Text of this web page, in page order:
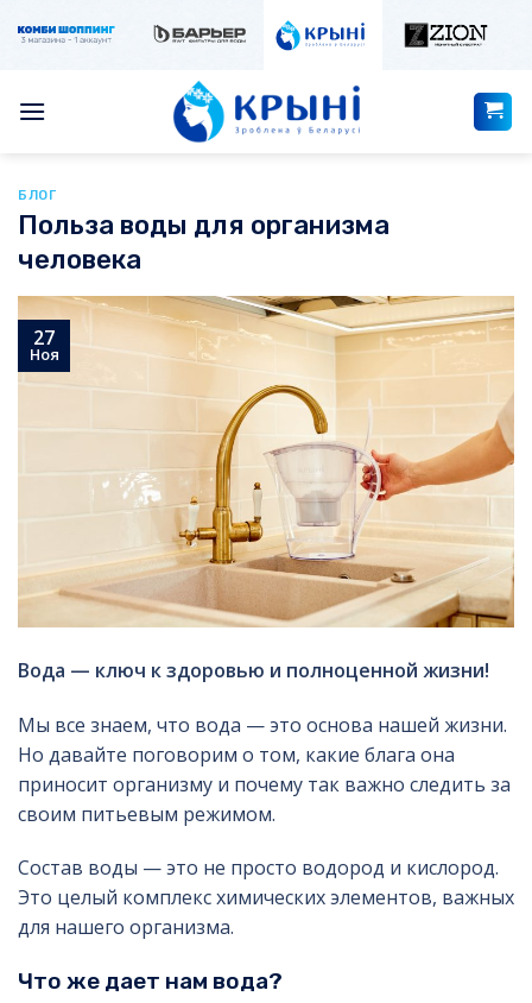
БЛОГ
Польза воды для организма
человека
27
Ноя
Вода — ключ к здоровью и полноценной жизни!
Мы все знаем, что вода — это основа нашей жизни.
Но давайте поговорим о том, какие блага она
приносит организму и почему так важно следить за
своим питьевым режимом.
Состав воды — это не просто водород и кислород.
Это целый комплекс химических элементов, важных
для нашего организма.
Что же дает нам вода?